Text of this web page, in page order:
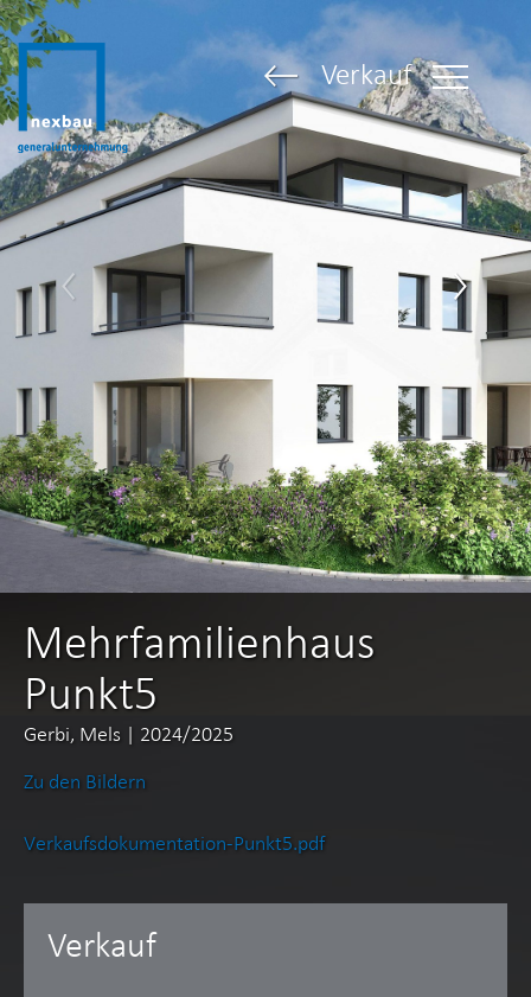
Verkauf
Mehrfamilienhaus
Punkt5
Gerbi, Mels | 2024/2025
Zu den Bildern
Verkaufsdokumentation-Punkt5.pdf
Verkauf